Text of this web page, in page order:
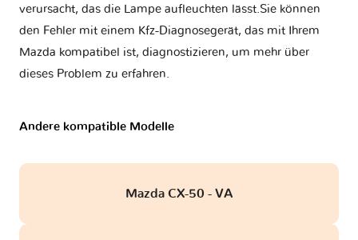
verursacht, das die Lampe aufleuchten lässt.Sie können
den Fehler mit einem Kfz-Diagnosegerät, das mit Ihrem
Mazda kompatibel ist, diagnostizieren, um mehr über
dieses Problem zu erfahren.
Andere kompatible Modelle
Mazda CX-50 - VA